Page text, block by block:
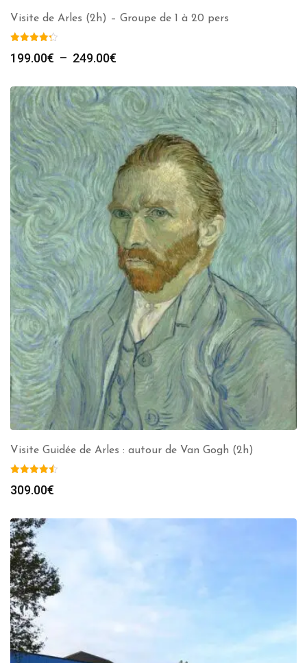
Visite de Arles (2h) – Groupe de 1 à 20 pers
199.00€ – 249.00€
prix :
199.00€
à
249.00€
Visite Guidée de Arles : autour de Van Gogh (2h)
309.00€